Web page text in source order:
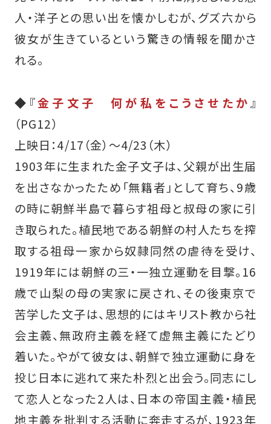
人・洋子との思い出を懐かしむが、グズ六から
彼女が生きているという驚きの情報を聞かさ
れる。
◆『金子文子 何が私をこうさせたか』
（PG12）
上映日：4/17（金）～4/23（木）
1903年に生まれた金子文子は、父親が出生届
を出さなかったため「無籍者」として育ち、9歳
の時に朝鮮半島で暮らす祖母と叔母の家に引
き取られた。植民地である朝鮮の村人たちを搾
取する祖母一家から奴隷同然の虐待を受け、
1919年には朝鮮の三・一独立運動を目撃。16
歳で山梨の母の実家に戻され、その後東京で
苦学した文子は、思想的にはキリスト教から社
会主義、無政府主義を経て虚無主義にたどり
着いた。やがて彼女は、朝鮮で独立運動に身を
投じ日本に逃れて来た朴烈と出会う。同志にし
て恋人となった2人は、日本の帝国主義・植民
地主義を批判する活動に奔走するが、1923年